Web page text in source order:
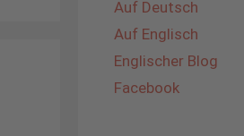
Auf Deutsch
Auf Englisch
Englischer Blog
Facebook